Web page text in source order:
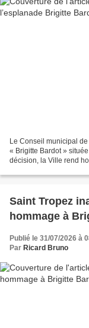
Le Conseil municipal
« Brigitte Bardot »
décision, la Ville rend
Saint Tropez
hommage à
Publié le 31/07/2026 à
Par Ricard Bruno